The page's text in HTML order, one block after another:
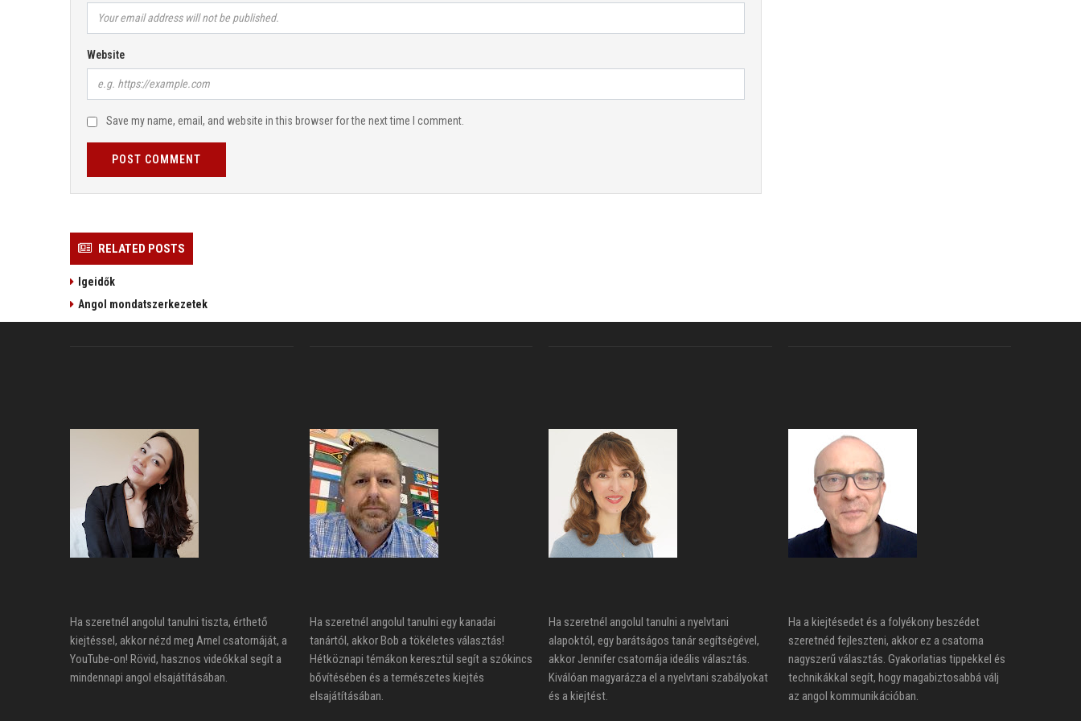
Website
Save my name, email, and website in this browser for the next time I comment.
POST COMMENT
RELATED POSTS
Igeidők
Angol mondatszerkezetek
Ha szeretnél angolul tanulni tiszta, érthető
kiejtéssel, akkor nézd meg Arnel csatornáját, a
YouTube-on! Rövid, hasznos videókkal segít a
mindennapi angol elsajátításában.
Ha szeretnél angolul tanulni egy kanadai
tanártól, akkor Bob a tökéletes választás!
Hétköznapi témákon keresztül segít a szókincs
bővítésében és a természetes kiejtés
elsajátításában.
Ha szeretnél angolul tanulni a nyelvtani
alapoktól, egy barátságos tanár segítségével,
akkor Jennifer csatornája ideális választás.
Kiválóan magyarázza el a nyelvtani szabályokat
és a kiejtést.
Ha a kiejtésedet és a folyékony beszédet
szeretnéd fejleszteni, akkor ez a csatorna
nagyszerű választás. Gyakorlatias tippekkel és
technikákkal segít, hogy magabiztosabbá válj
az angol kommunikációban.